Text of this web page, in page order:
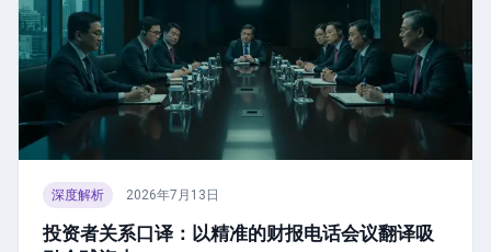
深度解析 2026年7月13日
投资者关系口译：以精准的财报电话会议翻译吸